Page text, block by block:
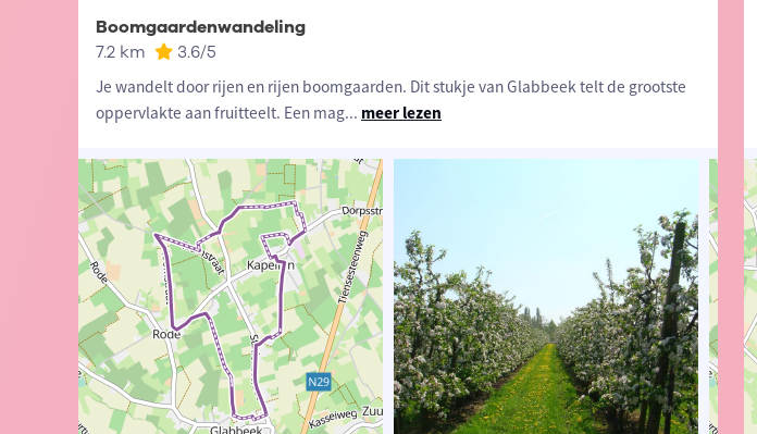
Boomgaardenwandeling
7.2 km 3.6/5
Je wandelt door rijen en rijen boomgaarden. Dit stukje van Glabbeek telt de grootste
oppervlakte aan fruitteelt. Een mag... meer lezen